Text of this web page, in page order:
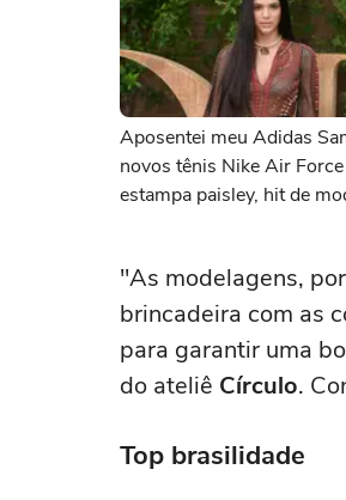
Aposentei meu Adidas
novos tênis Nike Air
estampa paisley, hit de
meus looks boho chic
"As modelagens,
brincadeira com as
para garantir uma
do ateliê Círculo.
Top brasilidade